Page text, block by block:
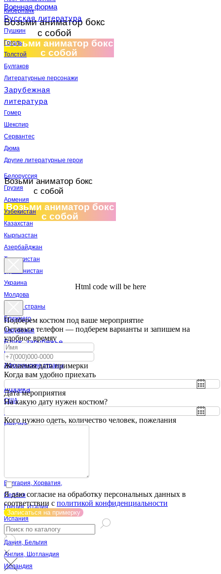
Киберпанк
Возьми аниматор бокс
с собой
Возьми аниматор бокс
с собой
Военная форма
Русская литература
Пушкин
Гоголь
Толстой
Булгаков
Литературные персонажи
Зарубежная
литература
Гомер
Шекспир
Сервантес
Дюма
Другие литературные герои
Возьми аниматор бокс
с собой
Возьми аниматор бокс
с собой
Белоруссия
Грузия
Армения
Узбекистан
Казахстан
Кыргызстан
Азербайджан
Таджикистан
Туркменистан
Украина
Молдова
Другие страны
Ближнего
Зарубежья
Ближ. зарубежье
Египет
Африканские страны
Африка
США
Мексика
Болгария, Хорватия,
Сербия
Греция, Италия
Испания
Франция
Дания, Бельгия
Англия, Шотландия
Ирландия
Html code will be here
Подберем костюм под ваше мероприятие
Оставьте телефон — подберем варианты и запишем на
удобное времяv
Желаемая дата примерки
Когда вам удобно приехать
Дата мероприятия
На какую дату нужен костюм?
Кого нужно одеть, количество человек, пожелания
Я даю согласие на обработку персональных данных в
соответствии с политикой конфиденциальности
Записаться на примерку